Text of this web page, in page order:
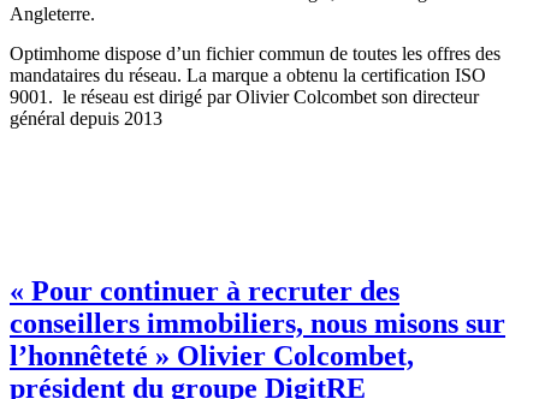
Angleterre.
Optimhome dispose d’un fichier commun de toutes les offres des
mandataires du réseau. La marque a obtenu la certification ISO
9001. le réseau est dirigé par Olivier Colcombet son directeur
général depuis 2013
« Pour continuer à recruter des
conseillers immobiliers, nous misons sur
l’honnêteté » Olivier Colcombet,
président du groupe DigitRE